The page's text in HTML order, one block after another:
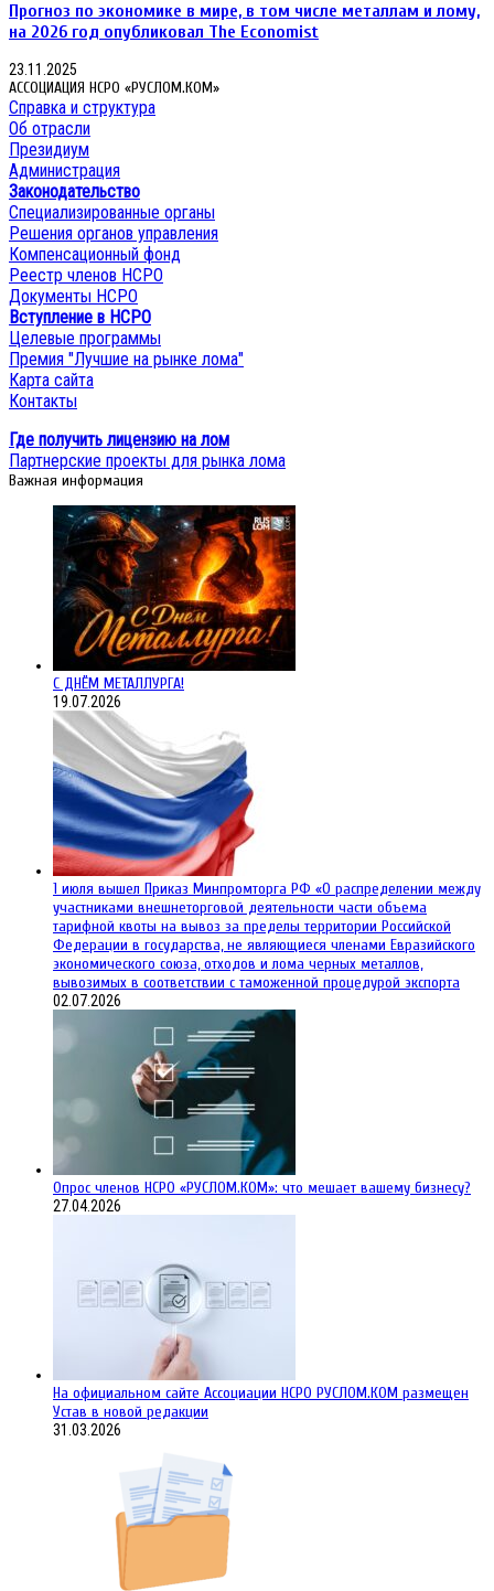
Прогноз по экономике в мире, в том числе металлам и лому,
на 2026 год опубликовал The Economist
23.11.2025
АССОЦИАЦИЯ НСРО «РУСЛОМ.КОМ»
Справка и структура
Об отрасли
Президиум
Администрация
Законодательство
Специализированные органы
Решения органов управления
Компенсационный фонд
Реестр членов НСРО
Документы НСРО
Вступление в НСРО
Целевые программы
Премия "Лучшие на рынке лома"
Карта сайта
Контакты
Где получить лицензию на лом
Партнерские проекты для рынка лома
Важная информация
С ДНЁМ МЕТАЛЛУРГА!
19.07.2026
1 июля вышел Приказ Минпромторга РФ «О распределении между
участниками внешнеторговой деятельности части объема
тарифной квоты на вывоз за пределы территории Российской
Федерации в государства, не являющиеся членами Евразийского
экономического союза, отходов и лома черных металлов,
вывозимых в соответствии с таможенной процедурой экспорта
02.07.2026
Опрос членов НСРО «РУСЛОМ.КОМ»: что мешает вашему бизнесу?
27.04.2026
На официальном сайте Ассоциации НСРО РУСЛОМ.КОM размещен
Устав в новой редакции
31.03.2026